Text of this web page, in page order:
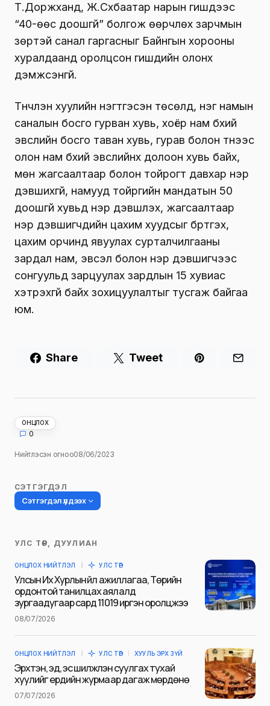
Т.Доржханд, Ж.Сүхбаатар нарын гишүүдээс
“40-өөс доошгүй” болгож өөрчлөх зарчмын
зөрүүтэй санал гаргасныг Байнгын хорооны
хуралдаанд оролцсон гишүүдийн олонх
дэмжсэнгүй.
Түүнчлэн хуулийн нэгтгэсэн төсөлд, нэг намын
саналын босго гурван хувь, хоёр нам бүхий
эвслийн босго таван хувь, гурав болон түүнээс
олон нам бүхий эвслийнх долоон хувь байх,
мөн жагсаалтаар болон тойрогт давхар нэр
дэвшихгүй, намууд тойргийн мандатын 50
доошгүй хувьд нэр дэвшүүлэх, жагсаалтаар
нэр дэвшигчдийн цахим хуудсыг бүртгэх,
цахим орчинд явуулах сурталчилгааны
зардал нам, эвсэл болон нэр дэвшигчээс
сонгуульд зарцуулах зардлын 15 хувиас
хэтрэхгүй байх зохицуулалтыг тусгаж байгаа
юм.
Share Tweet
ОНЦЛОХ
0
Нийтлэсэн огноо08/06/2023
СЭТГЭГДЭЛ
Сэтгэгдэл үлдээх
Таны имэйл хаягийг нийтлэхгүй.
тэмдэглэсэн
Name
УЛС ТӨР, ДУУЛИАН
ОНЦЛОХ НИЙТЛЭЛ УЛС ТӨР
Улсын Их Хурлын үйл ажиллагаа, Төрийн
ордонтой танилцах аялалд
зургаадугаар сард 11019 иргэн оролцжээ
08/07/2026
ОНЦЛОХ НИЙТЛЭЛ УЛС ТӨР ХУУЛЬ ЭРХ ЗҮЙ
Эрхтэн, эд, эс шилжүүлэн суулгах тухай
хуулийг ердийн журмаар дагаж мөрдөнө
07/07/2026